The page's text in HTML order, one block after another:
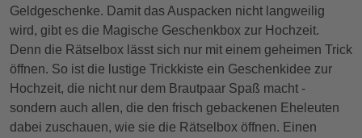
Geldgeschenke. Damit das Auspacken nicht langweilig
wird, gibt es die Magische Geschenkbox zur Hochzeit.
Denn die Rätselbox lässt sich nur mit einem geheimen Trick
öffnen. So ist die lustige Trickkiste ein Geschenkidee zur
Hochzeit, die nicht nur dem Brautpaar Spaß macht -
sondern auch allen, die den frisch gebackenen Eheleuten
dabei zuschauen, wie sie die Rätselbox öffnen. Einen